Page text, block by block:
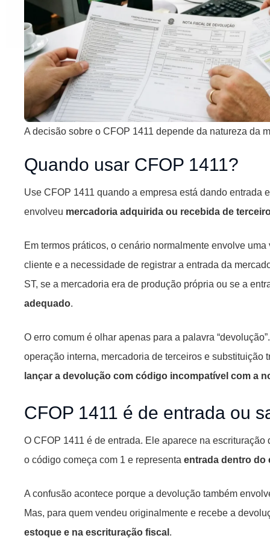
A decisão sobre o CFOP 1411 depende da natureza da
Quando usar CFOP 1411?
Use CFOP 1411 quando a empresa está dando entrada
envolveu mercadoria adquirida ou recebida de
Em termos práticos, o cenário normalmente envolve
cliente e a necessidade de registrar a entrada da
ST, se a mercadoria era de produção própria ou se a
adequado.
O erro comum é olhar apenas para a palavra
operação interna, mercadoria de terceiros e substituição
lançar a devolução com código incompatível com a
CFOP 1411 é de entrada ou
O CFOP 1411 é de entrada. Ele aparece na
o código começa com 1 e representa entrada dentro do
A confusão acontece porque a devolução também
Mas, para quem vendeu originalmente e recebe a
estoque e na escrituração fiscal .